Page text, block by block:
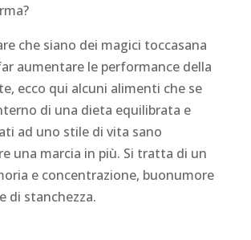
che siano dei magici toccasana
aumentare le performance della
ecco qui alcuni alimenti che se
di una dieta equilibrata e
ad uno stile di vita sano
una marcia in più. Si tratta di un
e concentrazione, buonumore
di stanchezza.